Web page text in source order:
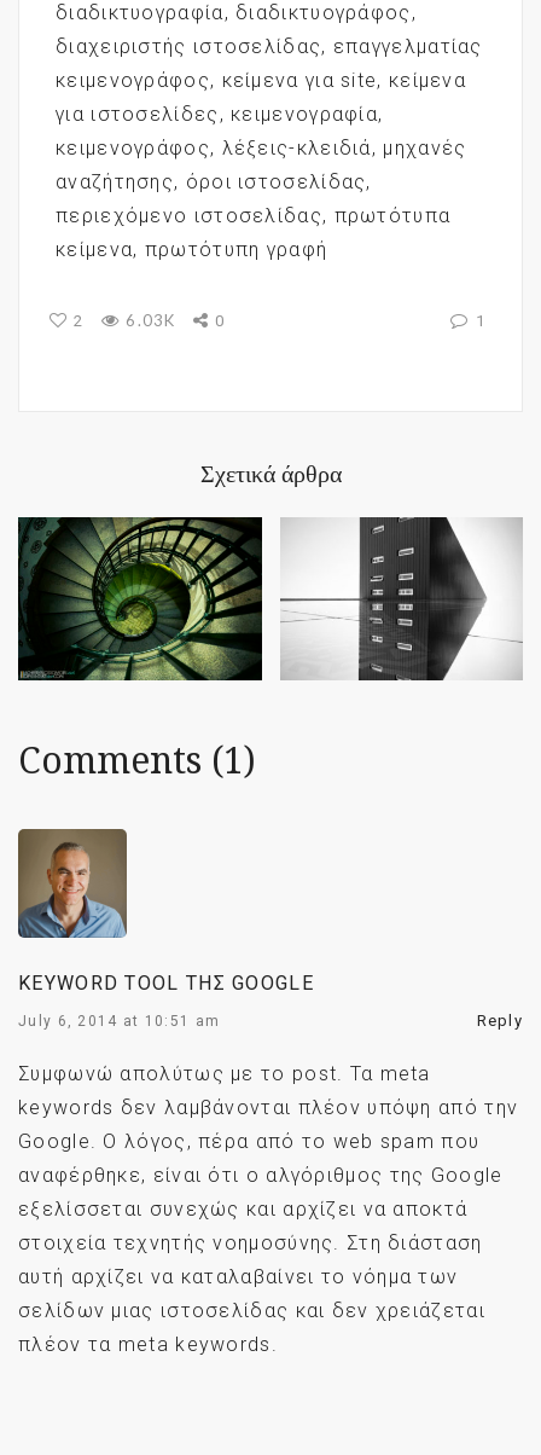
διαδικτυογραφία, διαδικτυογράφος ,
διαχειριστής ιστοσελίδας, επαγγελματίας
κειμενογράφος, κείμενα για site, κείμενα
για ιστοσελίδες , κειμενογραφία,
κειμενογράφος, λέξεις-κλειδιά, μηχανές
αναζήτησης, όροι ιστοσελίδας,
περιεχόμενο ιστοσελίδας, πρωτότυπα
κείμενα, πρωτότυπη γραφή
2 6.03K 0 1
Σχετικά άρθρα
Comments (1)
KEYWORD TOOL ΤΗΣ GOOGLE
July 6, 2014 at 10:51 am Reply
Συμφωνώ απολύτως με το post. Τα meta
keywords δεν λαμβάνονται πλέον υπόψη από την
Google. Ο λόγος, πέρα από το web spam που
αναφέρθηκε, είναι ότι ο αλγόριθμος της Google
εξελίσσεται συνεχώς και αρχίζει να αποκτά
στοιχεία τεχνητής νοημοσύνης. Στη διάσταση
αυτή αρχίζει να καταλαβαίνει το νόημα των
σελίδων μιας ιστοσελίδας και δεν χρειάζεται
πλέον τα meta keywords.